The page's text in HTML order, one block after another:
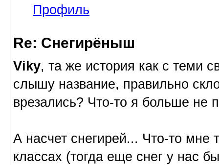
Профиль
Re: Снегирёныш
Viky, та же история как с теми
слышу название, правильно
врезались? Что-то я больше не
А насчет снегирей... Что-то мне
классах (тогда еще снег у нас